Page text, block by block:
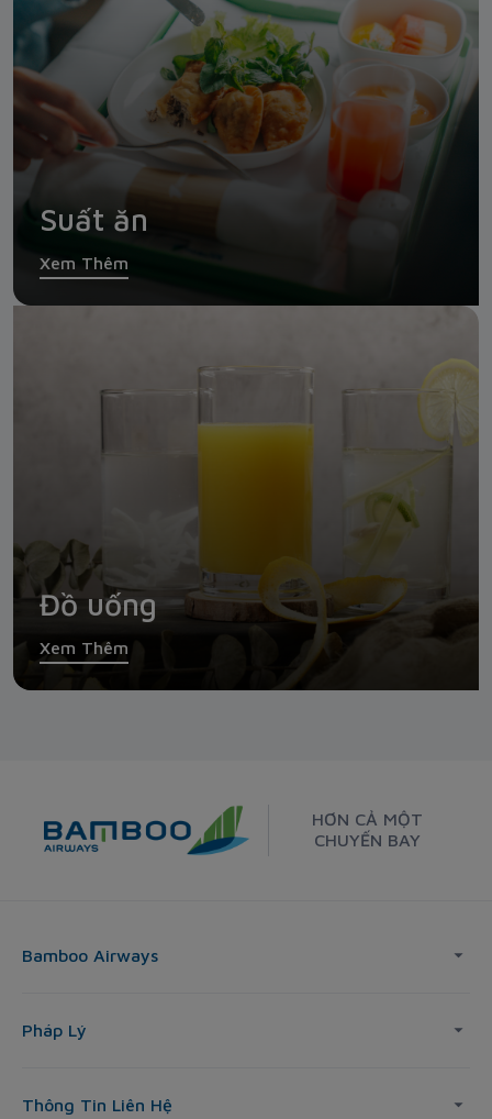
Suất ăn
Xem Thêm
Đồ uống
Xem Thêm
HƠN CẢ MỘT
CHUYẾN BAY
Bamboo Airways
Pháp Lý
Thông Tin Liên Hệ